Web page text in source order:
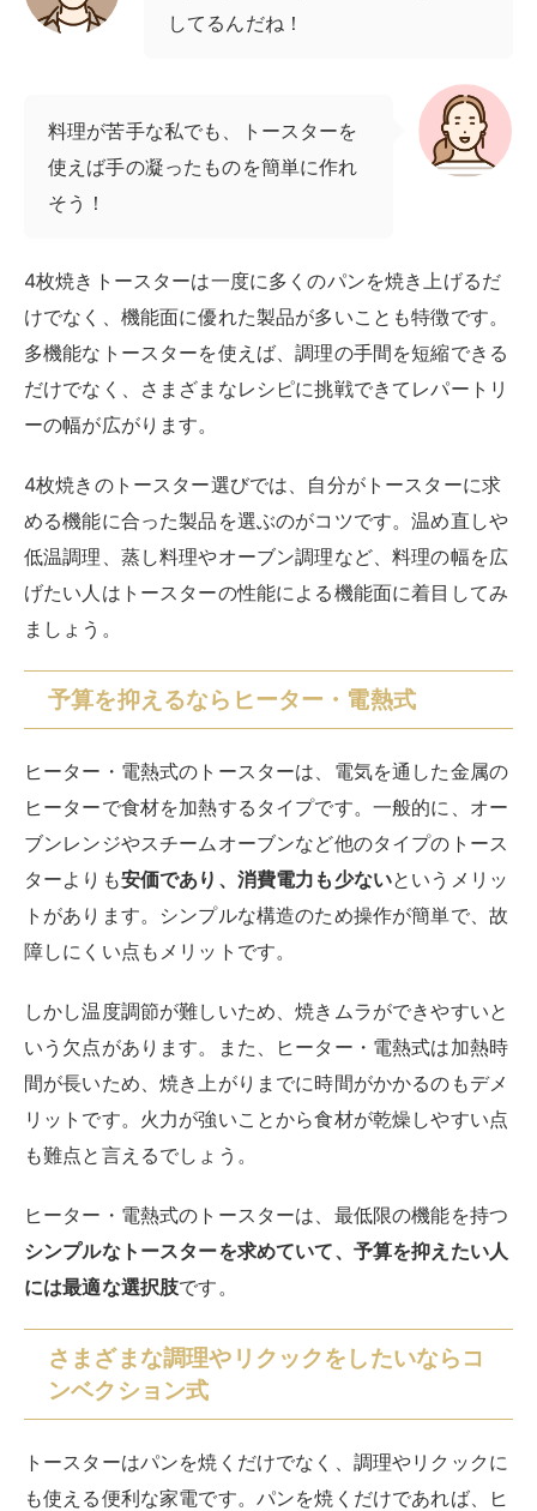
してるんだね！
料理が苦手な私でも、トースターを
使えば手の凝ったものを簡単に作れ
そう！
4枚焼きトースターは一度に多くのパンを焼き上げるだ
けでなく、機能面に優れた製品が多いことも特徴です。
多機能なトースターを使えば、調理の手間を短縮できる
だけでなく、さまざまなレシピに挑戦できてレパートリ
ーの幅が広がります。
4枚焼きのトースター選びでは、自分がトースターに求
める機能に合った製品を選ぶのがコツです。温め直しや
低温調理、蒸し料理やオーブン調理など、料理の幅を広
げたい人はトースターの性能による機能面に着目してみ
ましょう。
予算を抑えるならヒーター・電熱式
ヒーター・電熱式のトースターは、電気を通した金属の
ヒーターで食材を加熱するタイプです。一般的に、オー
ブンレンジやスチームオーブンなど他のタイプのトース
ターよりも安価であり、消費電力も少ないというメリッ
トがあります。シンプルな構造のため操作が簡単で、故
障しにくい点もメリットです。
しかし温度調節が難しいため、焼きムラができやすいと
いう欠点があります。また、ヒーター・電熱式は加熱時
間が長いため、焼き上がりまでに時間がかかるのもデメ
リットです。火力が強いことから食材が乾燥しやすい点
も難点と言えるでしょう。
ヒーター・電熱式のトースターは、最低限の機能を持つ
シンプルなトースターを求めていて、予算を抑えたい人
には最適な選択肢です。
さまざまな調理やリクックをしたいならコ
ンベクション式
トースターはパンを焼くだけでなく、調理やリクックに
も使える便利な家電です。パンを焼くだけであれば、ヒ